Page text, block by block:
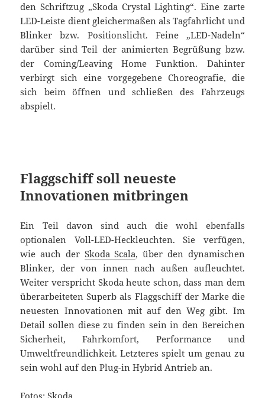
den Schriftzug „Skoda Crystal Lighting“. Eine zarte
LED-Leiste dient gleichermaßen als Tagfahrlicht und
Blinker bzw. Positionslicht. Feine „LED-Nadeln“
darüber sind Teil der animierten Begrüßung bzw.
der Coming/Leaving Home Funktion. Dahinter
verbirgt sich eine vorgegebene Choreografie, die
sich beim öffnen und schließen des Fahrzeugs
abspielt.
Flaggschiff soll neueste
Innovationen mitbringen
Ein Teil davon sind auch die wohl ebenfalls
optionalen Voll-LED-Heckleuchten. Sie verfügen,
wie auch der Skoda Scala, über den dynamischen
Blinker, der von innen nach außen aufleuchtet.
Weiter verspricht Skoda heute schon, dass man dem
überarbeiteten Superb als Flaggschiff der Marke die
neuesten Innovationen mit auf den Weg gibt. Im
Detail sollen diese zu finden sein in den Bereichen
Sicherheit, Fahrkomfort, Performance und
Umweltfreundlichkeit. Letzteres spielt um genau zu
sein wohl auf den Plug-in Hybrid Antrieb an.